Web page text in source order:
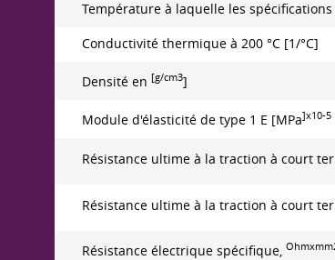
Température à laquelle les
Conductivité thermique à 200 °C [1/°C]
Densité en [g/cm3]
Module d'élasticité de type 1 E [MPa]x10-5
Résistance ultime à la traction à court
Résistance ultime à la traction à court
Résistance électrique spécifique,